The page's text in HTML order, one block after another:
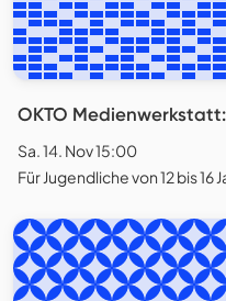
OKTO
Sa. 14. Nov 15:00
Für Jugendliche von 12 bis 16